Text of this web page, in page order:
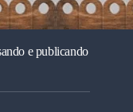
e publicando